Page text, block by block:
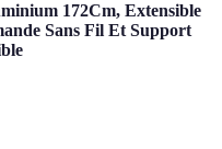
172Cm, Extensible
Sans Fil Et Support